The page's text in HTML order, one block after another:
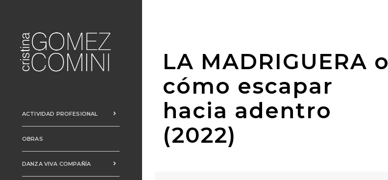
ACTIVIDAD PROFESIONAL
OBRAS
DANZA VIVA COMPAÑÍA
LA MADRIGUERA o
cómo escapar
hacia adentro
(2022)